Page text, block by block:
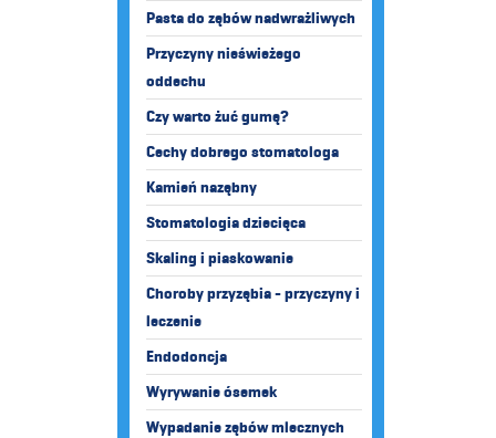
Pasta do zębów nadwrażliwych
Przyczyny nieświeżego
oddechu
Czy warto żuć gumę?
Cechy dobrego stomatologa
Kamień nazębny
Stomatologia dziecięca
Skaling i piaskowanie
Choroby przyzębia - przyczyny i
leczenie
Endodoncja
Wyrywanie ósemek
Wypadanie zębów mlecznych